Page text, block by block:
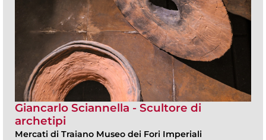
Giancarlo Sciannella - Scultore di
archetipi
Mercati di Traiano Museo dei Fori Imperiali